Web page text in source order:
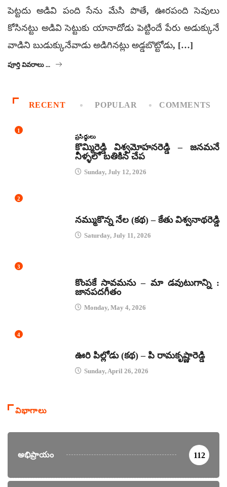
పెట్టదు అడివి పంది సేను మేసి పొతే, ఊరపంది సెవులు
కోసినట్టు అడివి సెట్టుకు యానాదోడు పెట్టిందే పేరు అడుక్కునే
వాడిని బుడుక్కునేవాడు అడిగినట్లు అడ్డబొట్టోడు, […]
పూర్తి వివరాలు ...
RECENT POPULAR COMMENTS
1
ప్రసిద్ధులు
కొమ్మిరెడ్డి విశ్వమోహనరెడ్డి – జనమనే
నీళ్ళలో బతికిన చేప
Sunday, July 12, 2026
2
నమ్ముకొన్న నేల (కథ) – కేతు విశ్వనాథరెడ్డి
Saturday, July 11, 2026
3
కొంపకే సావమను – మా డవుటుగాన్ని :
జానపదగీతం
Monday, May 4, 2026
4
ఊరి పిల్లోడు (కథ) – పి రామకృష్ణారెడ్డి
Sunday, April 26, 2026
విభాగాలు
అభిప్రాయం 112